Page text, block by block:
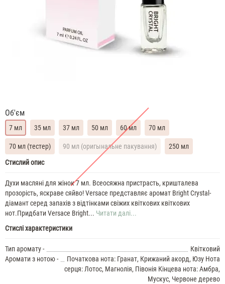
Об'єм
7 мл 35 мл 37 мл 50 мл 60 мл 70 мл
70 мл (тестер) 90 мл (оригынальне пакування)
250 мл
Versace
Crystal
Духи
жіночі
масляні
MLVersace
Crystal
35
Стислий опис
Духи масляні для жінок 7 мл. Всеосяжна пристрасть, кришталева
прозорість, яскраве сяйво! Versace представляє аромат Bright Crystal-
діамант серед запахів з відтінками свіжих квіткових квіткових
нот.Придбати Versace Bright... Читати далі...
Стислі характеристики
Тип аромату -
Квітковий
Аромати з нотою -
Початкова нота: Гранат, Крижаний акорд, Юзу Нота
серця: Лотос, Магнолія, Півонія Кінцева нота: Амбра,
Мускус, Червоне дерево